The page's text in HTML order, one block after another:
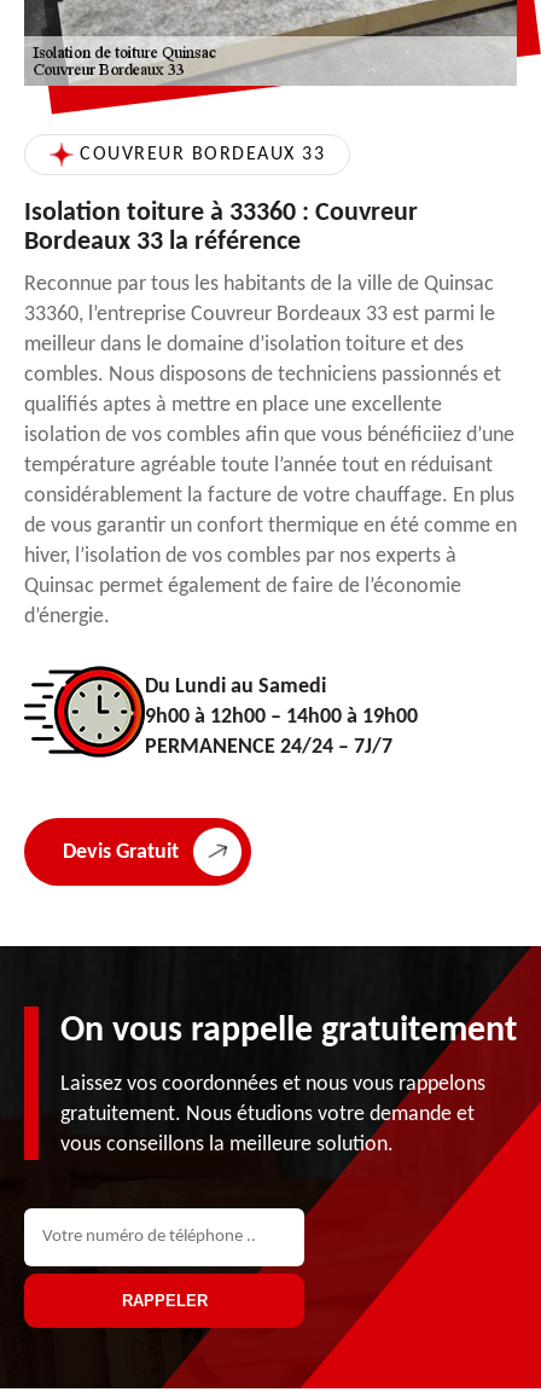
COUVREUR BORDEAUX 33
Isolation toiture à 33360 : Couvreur
Bordeaux 33 la référence
Reconnue par tous les habitants de la ville de Quinsac
33360, l’entreprise Couvreur Bordeaux 33 est parmi le
meilleur dans le domaine d’isolation toiture et des
combles. Nous disposons de techniciens passionnés et
qualifiés aptes à mettre en place une excellente
isolation de vos combles afin que vous bénéficiiez d’une
température agréable toute l’année tout en réduisant
considérablement la facture de votre chauffage. En plus
de vous garantir un confort thermique en été comme en
hiver, l’isolation de vos combles par nos experts à
Quinsac permet également de faire de l’économie
d’énergie.
Du Lundi au Samedi
9h00 à 12h00 – 14h00 à 19h00
PERMANENCE 24/24 – 7J/7
Devis Gratuit
On vous rappelle gratuitement
Laissez vos coordonnées et nous vous rappelons
gratuitement. Nous étudions votre demande et
vous conseillons la meilleure solution.